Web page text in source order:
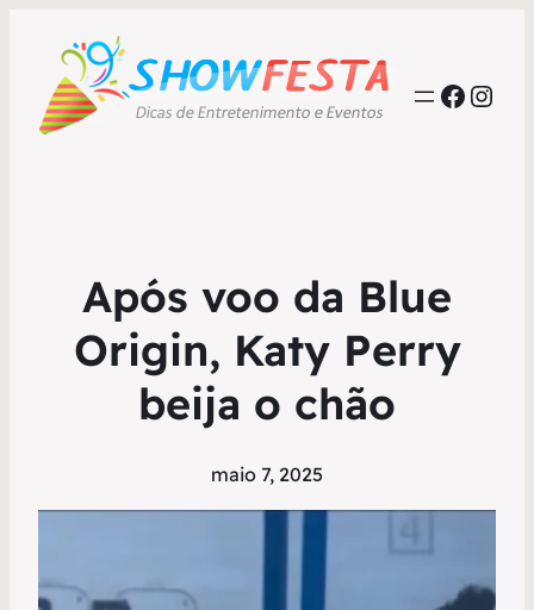
Após voo da Blue
Origin, Katy Perry
beija o chão
maio 7, 2025